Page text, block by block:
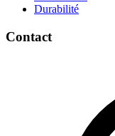
Durabilité
Contact